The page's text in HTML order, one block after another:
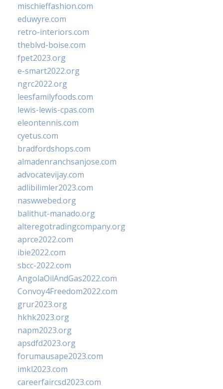
mischieffashion.com
eduwyre.com
retro-interiors.com
theblvd-boise.com
fpet2023.org
e-smart2022.org
ngrc2022.org
leesfamilyfoods.com
lewis-lewis-cpas.com
eleontennis.com
cyetus.com
bradfordshops.com
almadenranchsanjose.com
advocatevijay.com
adlibilimler2023.com
naswwebed.org
balithut-manado.org
alteregotradingcompany.org
aprce2022.com
ibie2022.com
sbcc-2022.com
AngolaOilAndGas2022.com
Convoy4Freedom2022.com
grur2023.org
hkhk2023.org
napm2023.org
apsdfd2023.org
forumausape2023.com
imkl2023.com
careerfaircsd2023.com